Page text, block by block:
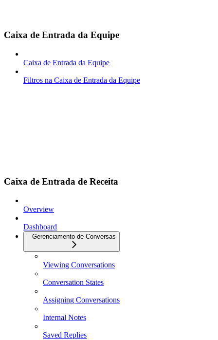
Caixa de Entrada da Equipe
Caixa de Entrada da Equipe
Filtros na Caixa de Entrada da Equipe
Caixa de Entrada de Receita
Overview
Dashboard
Gerenciamento de Conversas
Viewing Conversations
Conversation States
Assigning Conversations
Internal Notes
Saved Replies